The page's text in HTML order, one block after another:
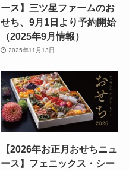
ース】三ツ星ファームのお
せち、9月1日より予約開始
（2025年9月情報）
2025年11月13日
【2026年お正月おせちニュ
ース】フェニックス・シー